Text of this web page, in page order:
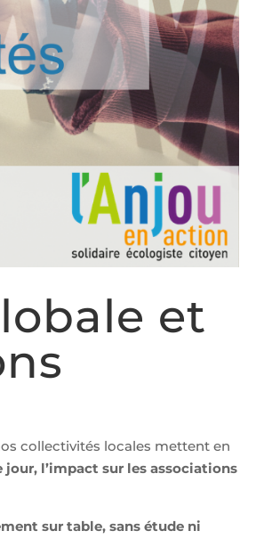
et
collectivités locales mettent en
jour, l’impact sur les associations
sur table, sans étude ni